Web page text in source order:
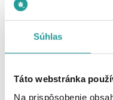
Súhlas
Táto webstránka
Na prispôsobenie